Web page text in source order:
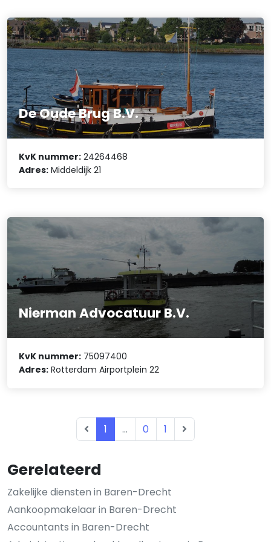
Gerelateerd
Zakelijke diensten in Baren-Drecht
Aankoopmakelaar in Baren-Drecht
Accountants in Baren-Drecht
De Oude Brug B.V.
KvK nummer: 24264468
Adres: Middeldijk 21
Nierman Advocatuur B.V.
KvK nummer: 75097400
Adres: Rotterdam Airportplein 22
1 ... 0 1